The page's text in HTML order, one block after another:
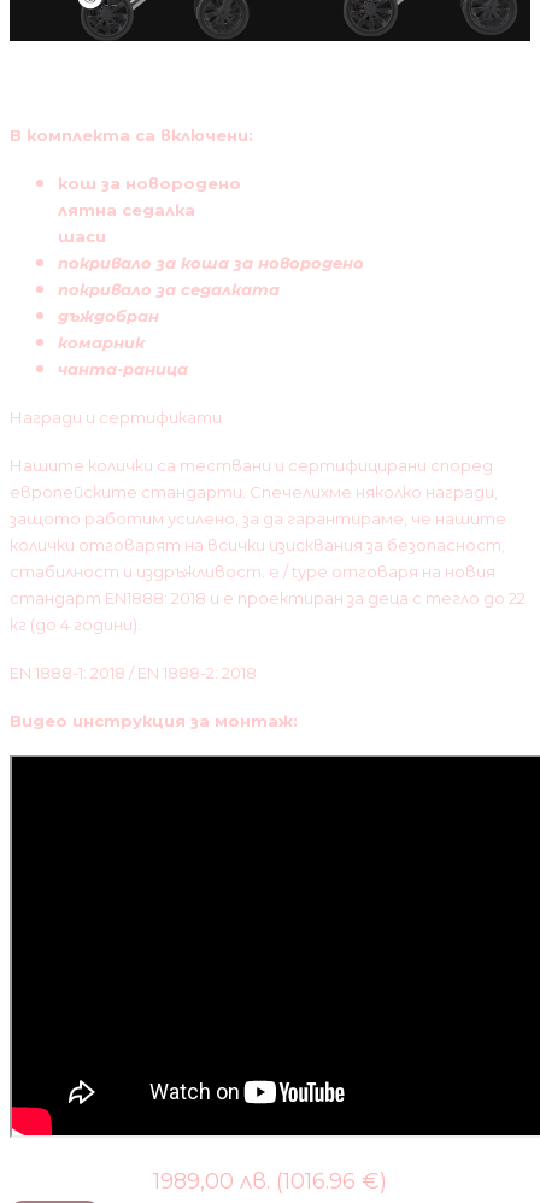
В комплекта са включени:
кош за новородено
лятна седалка
шаси
покривало за коша за новородено
покривало за седалката
дъждобран
комарник
чанта-раница
Награди и сертификати
Нашите колички са тествани и сертифицирани според
европейските стандарти. Спечелихме няколко награди,
защото работим усилено, за да гарантираме, че нашите
колички отговарят на всички изисквания за безопасност,
стабилност и издръжливост. e / type отговаря на новия
стандарт EN1888: 2018 и е проектиран за деца с тегло до 22
кг (до 4 години).
EN 1888-1: 2018 / EN 1888-2: 2018
Видео инструкция за монтаж:
1989,00 лв. (1016.96 €)